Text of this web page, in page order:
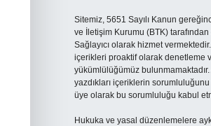
Sitemiz, 5651 Sayılı Kanun
ve İletişim Kurumu (BTK)
Sağlayıcı olarak hizmet
içerikleri proaktif olarak denetleme
yükümlülüğümüz
yazdıkları içeriklerin
üye olarak bu sorumluluğu kabul
Hukuka ve yasal düzenlemelere